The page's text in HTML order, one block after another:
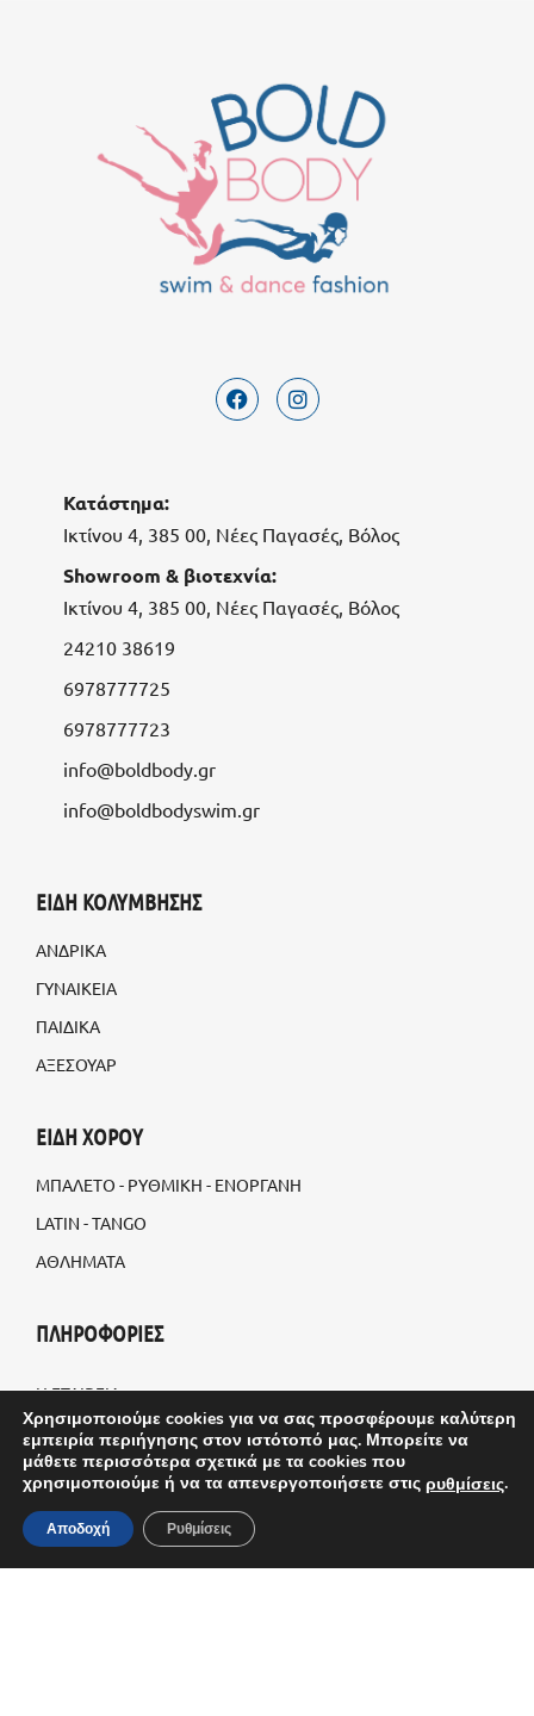
Κατάστημα:
Ικτίνου 4, 385 00, Νέες Παγασές, Βόλος
Showroom & βιοτεχνία:
Ικτίνου 4, 385 00, Νέες Παγασές, Βόλος
24210 38619
6978777725
6978777723
info@boldbody.gr
info@boldbodyswim.gr
ΕΙΔΗ ΚΟΛΥΜΒΗΣΗΣ
ΑΝΔΡΙΚΑ
ΓΥΝΑΙΚΕΙΑ
ΠΑΙΔΙΚΑ
ΑΞΕΣΟΥΑΡ
ΕΙΔΗ ΧΟΡΟΥ
ΜΠΑΛΕΤΟ - ΡΥΘΜΙΚΗ - ΕΝΟΡΓΑΝΗ
LATIN - TANGO
ΑΘΛΗΜΑΤΑ
ΠΛΗΡΟΦΟΡΙΕΣ
Η ΕΤΑΙΡΕΙΑ
BLOG
ΠΡΟΣΑΡΜΟΣΜΕΝΕΣ ΠΑΡΑΓΓΕΛΙΕΣ
ΤΡΟΠΟΙ ΑΠΟΣΤΟΛΗΣ
ΤΡΟΠΟΙ ΠΛΗΡΩΜΗΣ
Χρησιμοποιούμε cookies για να σας προσφέρουμε καλύτερη
εμπειρία περιήγησης στον ιστότοπό μας. Μπορείτε να
μάθετε περισσότερα σχετικά με τα cookies που
χρησιμοποιούμε ή να τα απενεργοποιήσετε στις ρυθμίσεις.
Αποδοχή Ρυθμίσεις